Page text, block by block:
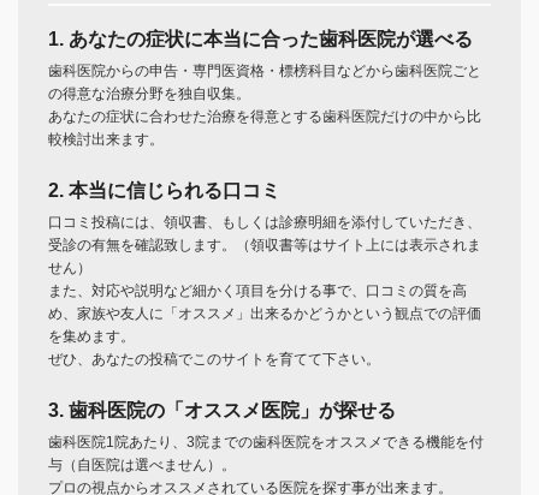
1. あなたの症状に本当に合った歯科医院が選べる
歯科医院からの申告・専門医資格・標榜科目などから歯科医院ごと
の得意な治療分野を独自収集。
あなたの症状に合わせた治療を得意とする歯科医院だけの中から比
較検討出来ます。
2. 本当に信じられる口コミ
口コミ投稿には、領収書、もしくは診療明細を添付していただき、
受診の有無を確認致します。（領収書等はサイト上には表示されま
せん）
また、対応や説明など細かく項目を分ける事で、口コミの質を高
め、家族や友人に「オススメ」出来るかどうかという観点での評価
を集めます。
ぜひ、あなたの投稿でこのサイトを育てて下さい。
3. 歯科医院の「オススメ医院」が探せる
歯科医院1院あたり、3院までの歯科医院をオススメできる機能を付
与（自医院は選べません）。
プロの視点からオススメされている医院を探す事が出来ます。